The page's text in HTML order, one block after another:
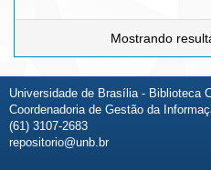
Mostrando
Universidade de Brasília - Biblioteca
Coordenadoria de Gestão da
(61) 3107-2683
repositorio@unb.br